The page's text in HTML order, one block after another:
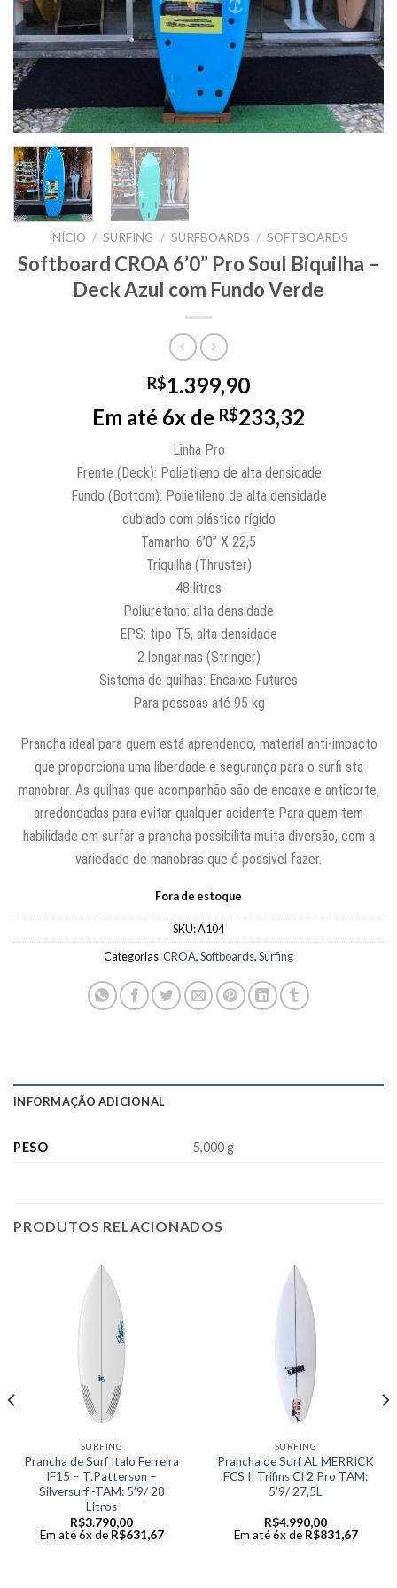
INÍCIO / SURFING / SURFBOARDS / SOFTBOARDS
Softboard CROA 6’0” Pro Soul Biquilha –
Deck Azul com Fundo Verde
R$1.399,90
Em até 6x de R$233,32
Linha Pro
Frente (Deck): Polietileno de alta densidade
Fundo (Bottom): Polietileno de alta densidade
dublado com plástico rígido
Tamanho: 6’0” X 22,5
Triquilha (Thruster)
48 litros
Poliuretano: alta densidade
EPS: tipo T5, alta densidade
2 longarinas (Stringer)
Sistema de quilhas: Encaixe Futures
Para pessoas até 95 kg
Prancha ideal para quem está aprendendo, material anti-impacto
que proporciona uma liberdade e segurança para o surfi sta
manobrar. As quilhas que acompanhão são de encaxe e anticorte,
arredondadas para evitar qualquer acidente Para quem tem
habilidade em surfar a prancha possibilita muita diversão, com a
variedade de manobras que é possivel fazer.
Fora de estoque
SKU:A104
Categorias:CROA,Softboards,Surfing
INFORMAÇÃO ADICIONAL
PESO 5,000 g
PRODUTOS RELACIONADOS
SURFING
Prancha de Surf Italo Ferreira
IF15 – T.Patterson –
Silversurf -TAM: 5’9/ 28
Litros
R$3.790,00
Em até 6x de R$631,67
SURFING
Prancha de Surf AL MERRICK
FCS II Trifins CI 2 Pro TAM:
5’9/ 27,5L
R$4.990,00
Em até 6x de R$831,67